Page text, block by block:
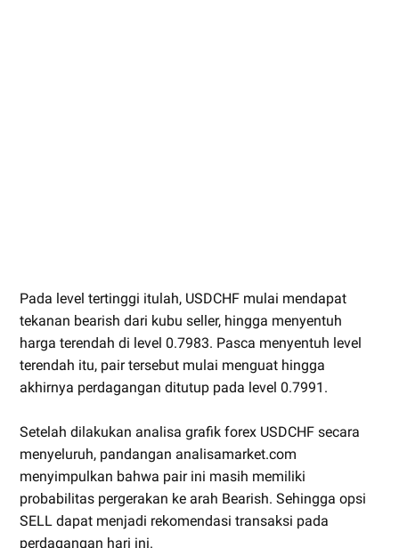
Pada level tertinggi itulah, USDCHF mulai mendapat
tekanan bearish dari kubu seller, hingga menyentuh
harga terendah di level 0.7983. Pasca menyentuh level
terendah itu, pair tersebut mulai menguat hingga
akhirnya perdagangan ditutup pada level 0.7991.
Setelah dilakukan analisa grafik forex USDCHF secara
menyeluruh, pandangan analisamarket.com
menyimpulkan bahwa pair ini masih memiliki
probabilitas pergerakan ke arah Bearish. Sehingga opsi
SELL dapat menjadi rekomendasi transaksi pada
perdagangan hari ini.